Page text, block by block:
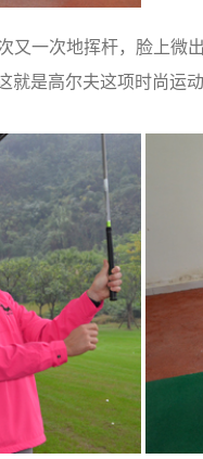
又一次地挥杆，脸上微
就是高尔夫这项时尚运